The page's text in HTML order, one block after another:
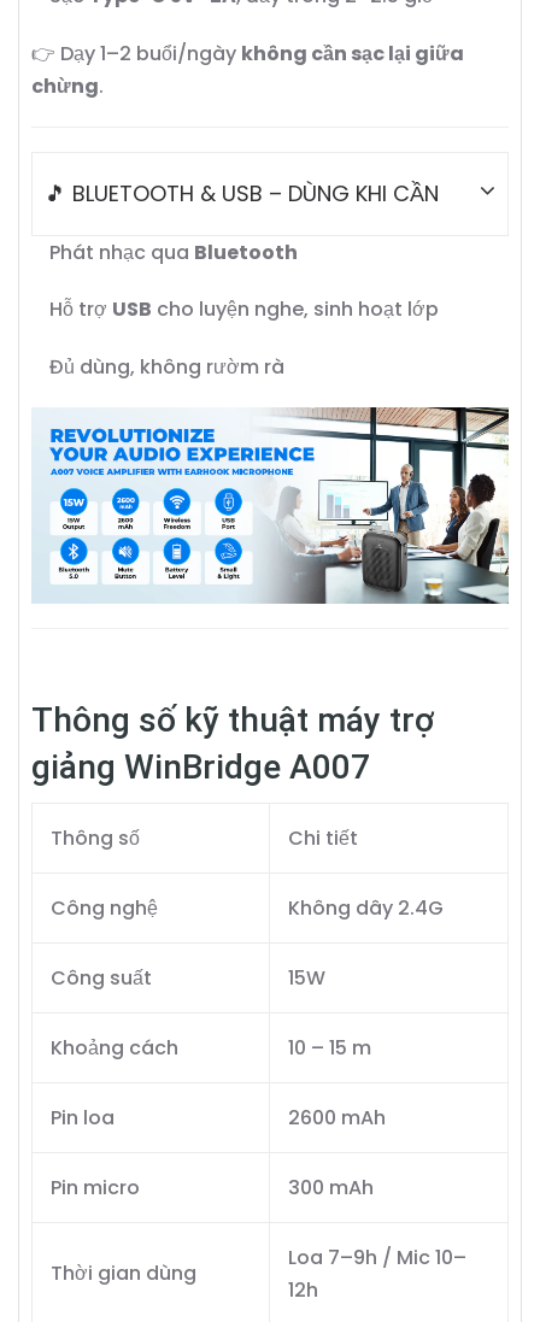
👉 Dạy 1–2 buổi/ngày không cần sạc lại giữa
chừng.
🎵 BLUETOOTH & USB – DÙNG KHI CẦN
Phát nhạc qua Bluetooth
Hỗ trợ USB cho luyện nghe, sinh hoạt lớp
Đủ dùng, không rườm rà
Thông số kỹ thuật máy trợ
giảng WinBridge A007
Thông số Chi tiết
Công nghệ Không dây 2.4G
Công suất 15W
Khoảng cách 10 – 15 m
Pin loa 2600 mAh
Pin micro 300 mAh
Thời gian dùng
Loa 7–9h / Mic 10–
12h